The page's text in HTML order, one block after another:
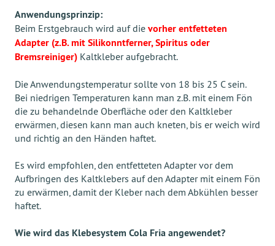
Anwendungsprinzip:
Beim Erstgebrauch wird auf die vorher entfetteten
Adapter (z.B. mit Silikonntferner, Spiritus oder
Bremsreiniger) Kaltkleber aufgebracht.
Die Anwendungstemperatur sollte von 18 bis 25 C sein.
Bei niedrigen Temperaturen kann man z.B. mit einem Fön
die zu behandelnde Oberfläche oder den Kaltkleber
erwärmen, diesen kann man auch kneten, bis er weich wird
und richtig an den Händen haftet.
Es wird empfohlen, den entfetteten Adapter vor dem
Aufbringen des Kaltklebers auf den Adapter mit einem Fön
zu erwärmen, damit der Kleber nach dem Abkühlen besser
haftet.
Wie wird das Klebesystem Cola Fria angewendet?